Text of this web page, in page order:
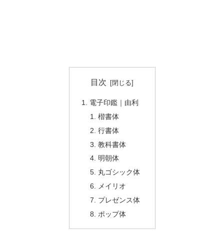
目次
電子印鑑｜由利
楷書体
行書体
教科書体
明朝体
丸ゴシック体
メイリオ
プレゼンス体
ポップ体